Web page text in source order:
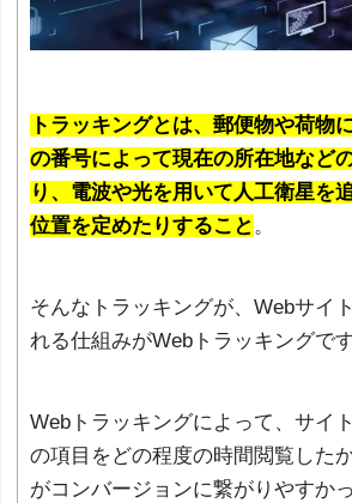
トラッキングとは、郵便物や荷物
の番号によって現在の所在地など
り、電波や光を用いて人工衛星を
位置を定めたりすること 。
そんなトラッキングが、Webサイ
れる仕組みがWebトラッキングです
Webトラッキングによって、サイ
の項目をどの程度の時間閲覧した
がコンバージョンに繋がりやすか